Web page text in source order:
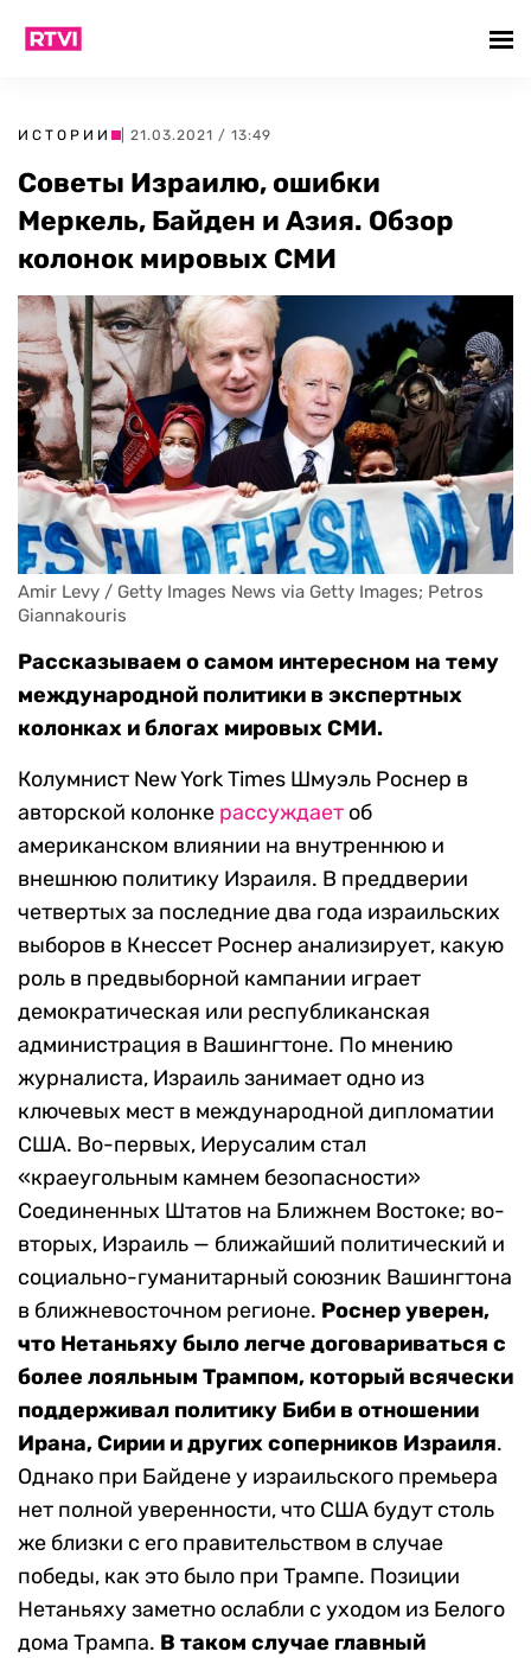
ИСТОРИИ | 21.03.2021 / 13:49
Советы Израилю, ошибки
Меркель, Байден и Азия. Обзор
колонок мировых СМИ
Amir Levy / Getty Images News via Getty Images; Petros
Giannakouris
Рассказываем о самом интересном на тему
международной политики в экспертных
колонках и блогах мировых СМИ.
Колумнист New York Times Шмуэль Роснер в
авторской колонке рассуждает об
американском влиянии на внутреннюю и
внешнюю политику Израиля. В преддверии
четвертых за последние два года израильских
выборов в Кнессет Роснер анализирует, какую
роль в предвыборной кампании играет
демократическая или республиканская
администрация в Вашингтоне. По мнению
журналиста, Израиль занимает одно из
ключевых мест в международной дипломатии
США. Во-первых, Иерусалим стал
«краеугольным камнем безопасности»
Соединенных Штатов на Ближнем Востоке; во-
вторых, Израиль — ближайший политический и
социально-гуманитарный союзник Вашингтона
в ближневосточном регионе. Роснер уверен,
что Нетаньяху было легче договариваться с
более лояльным Трампом, который всячески
поддерживал политику Биби в отношении
Ирана, Сирии и других соперников Израиля.
Однако при Байдене у израильского премьера
нет полной уверенности, что США будут столь
же близки с его правительством в случае
победы, как это было при Трампе. Позиции
Нетаньяху заметно ослабли с уходом из Белого
дома Трампа. В таком случае главный